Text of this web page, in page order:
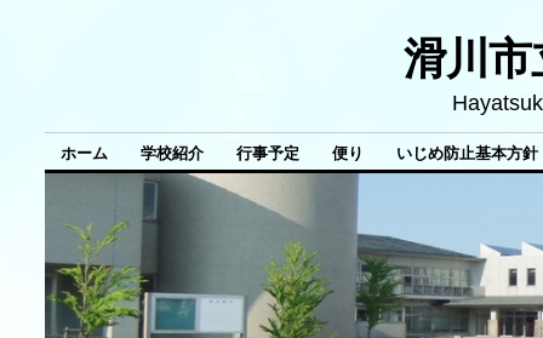
滑川市
ホーム 学校紹介 行事予定 便り いじめ防止基本方針